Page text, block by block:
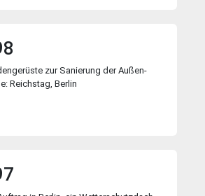
zur Sa­nie­rung der Au­ßen­
Reichs­tag, Berlin